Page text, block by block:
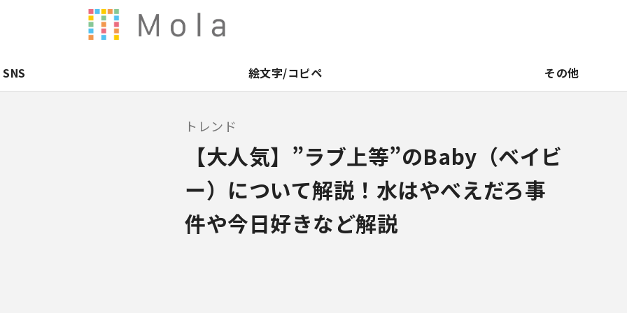
SNS 絵文字/コピペ その他
トレンド
【大人気】”ラブ上等”のBaby（ベイビ
ー）について解説！水はやべえだろ事
件や今日好きなど解説